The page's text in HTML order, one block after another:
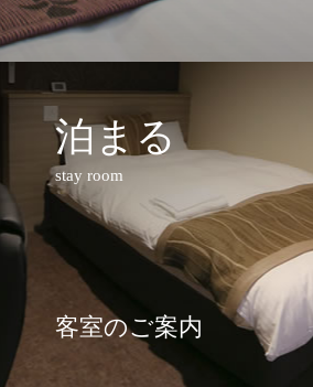
泊まる
stay room
客室のご案内